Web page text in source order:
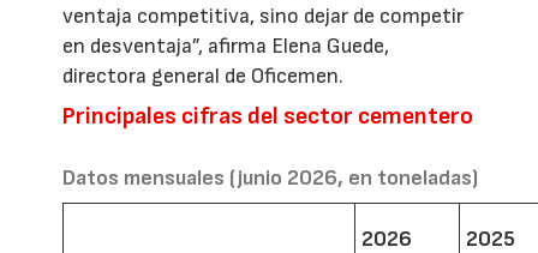
ventaja competitiva, sino dejar de competir
en desventaja”, afirma Elena Guede,
directora general de Oficemen.
Principales cifras del sector cementero
Datos mensuales (junio 2026, en toneladas)
2026 2025